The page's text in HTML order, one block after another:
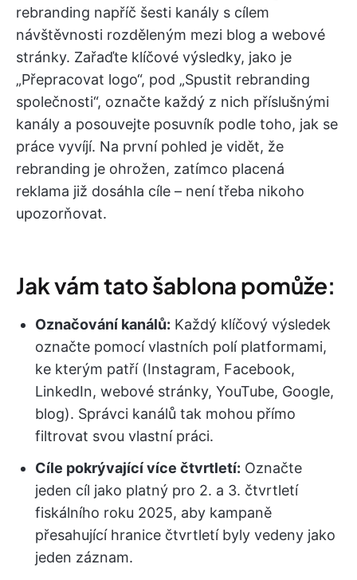
rebranding napříč šesti kanály s cílem
návštěvnosti rozděleným mezi blog a webové
stránky. Zařaďte klíčové výsledky, jako je
„Přepracovat logo“, pod „Spustit rebranding
společnosti“, označte každý z nich příslušnými
kanály a posouvejte posuvník podle toho, jak se
práce vyvíjí. Na první pohled je vidět, že
rebranding je ohrožen, zatímco placená
reklama již dosáhla cíle – není třeba nikoho
upozorňovat.
Jak vám tato šablona pomůže:
Označování kanálů: Každý klíčový výsledek
označte pomocí vlastních polí platformami,
ke kterým patří (Instagram, Facebook,
LinkedIn, webové stránky, YouTube, Google,
blog). Správci kanálů tak mohou přímo
filtrovat svou vlastní práci.
Cíle pokrývající více čtvrtletí: Označte
jeden cíl jako platný pro 2. a 3. čtvrtletí
fiskálního roku 2025, aby kampaně
přesahující hranice čtvrtletí byly vedeny jako
jeden záznam.